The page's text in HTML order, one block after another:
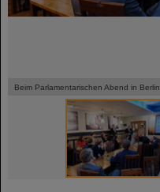
Beim Parlamentarischen Abend in Berlin.